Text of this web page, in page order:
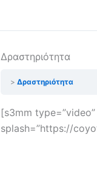
Δραστηριότητα
Δραστηριότητα
[s3mm
splash=”https://